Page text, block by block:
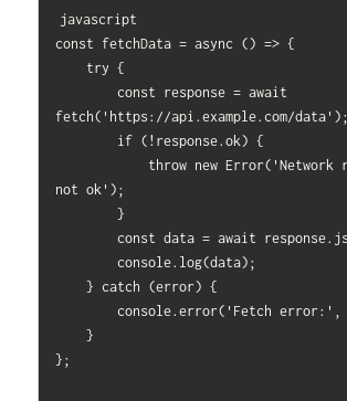
javascript
const fetchData = async () => {
        const response = await
fetch('https://api.example.com/data');
not ok');
        }
        const data = await response.json();
        console.log(data);
    } catch (error) {
        console.error('Fetch error:', error);
    }
};